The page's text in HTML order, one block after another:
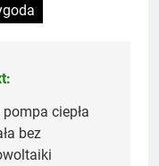
pompa ciepła
bez